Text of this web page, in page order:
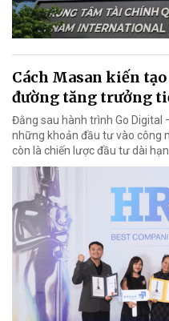
Cách Masan kiến
đường tăng trưởng
Đằng sau hành trình Go Digital
những khoản đầu tư vào công
còn là chiến lược đầu tư dài